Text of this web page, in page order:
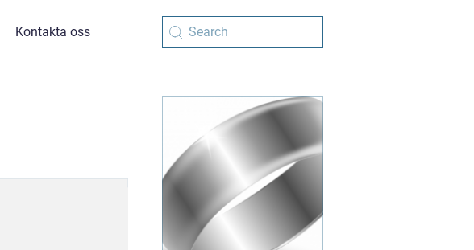
Kontakta oss